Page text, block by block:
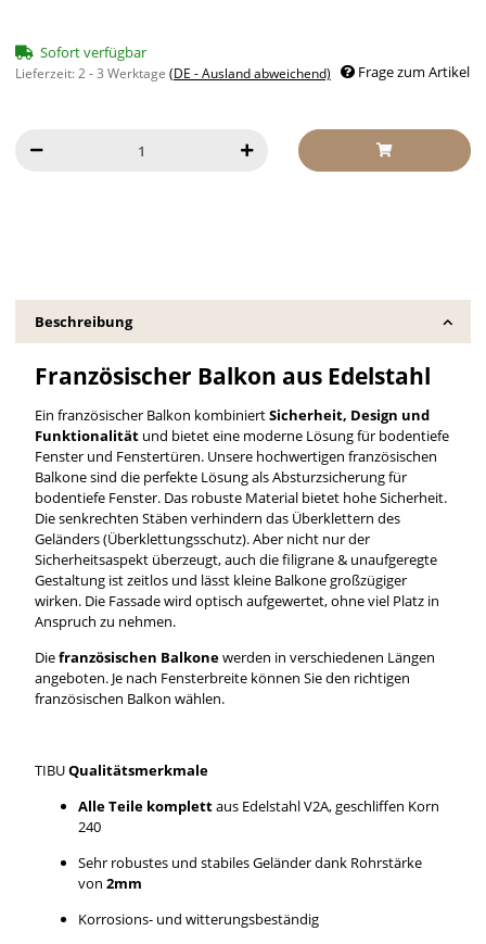
Sofort verfügbar
Lieferzeit:2 - 3 Werktage (DE - Ausland abweichend) Frage zum Artikel
Beschreibung
Französischer Balkon aus Edelstahl
Ein französischer Balkon kombiniertSicherheit, Design und
Funktionalitätund bietet eine moderne Lösung für bodentiefe
Fenster und Fenstertüren. Unsere hochwertigen französischen
Balkone sind die perfekte Lösung als Absturzsicherung für
bodentiefe Fenster. Das robuste Material bietet hohe Sicherheit.
Die senkrechten Stäben verhindern das Überklettern des
Geländers (Überklettungsschutz). Aber nicht nur der
Sicherheitsaspekt überzeugt, auch die filigrane & unaufgeregte
Gestaltung ist zeitlos und lässt kleine Balkone großzügiger
wirken. Die Fassade wird optisch aufgewertet, ohne viel Platz in
Anspruch zu nehmen.
Diefranzösischen Balkonewerden in verschiedenen Längen
angeboten. Je nach Fensterbreite können Sie den richtigen
französischen Balkon wählen.
TIBUQualitätsmerkmale
Alle Teile komplettaus Edelstahl V2A, geschliffen Korn
240
Sehr robustes und stabiles Geländer dank Rohrstärke
von 2mm
Korrosions- und witterungsbeständig